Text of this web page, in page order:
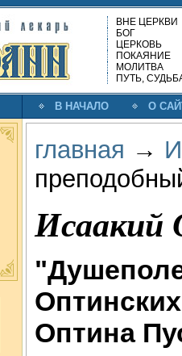
ВНЕ ЦЕРКВИ
БОГ
ЦЕРКОВЬ
ПОКАЯНИЕ
МОЛИТВА
ПУТЬ,
В НАЧАЛО О
главная →
Исаакий
Оптина